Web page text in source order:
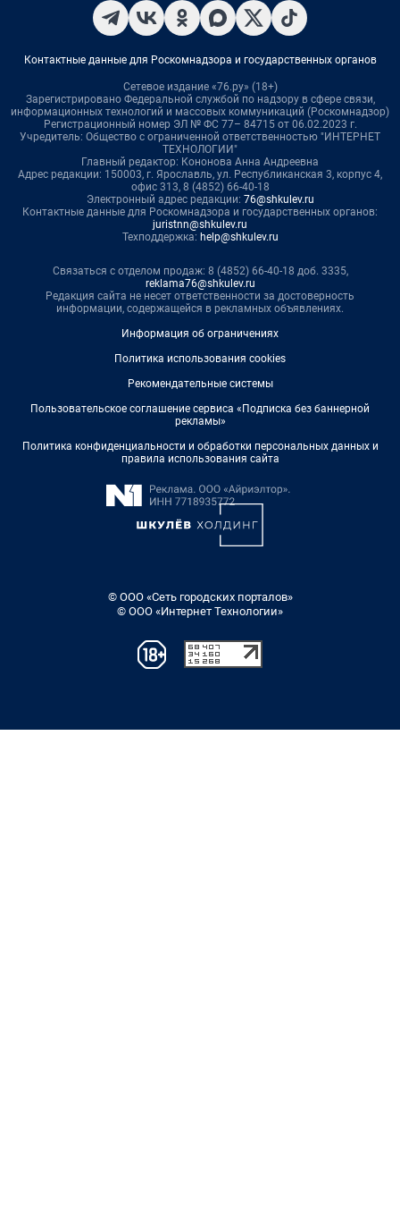
Контактные данные для Роскомнадзора и государственных органов
Сетевое издание «76.ру» (18+)
Зарегистрировано Федеральной службой по надзору в сфере связи,
информационных технологий и массовых коммуникаций (Роскомнадзор)
Регистрационный номер ЭЛ № ФС 77– 84715 от 06.02.2023 г.
Учредитель: Общество с ограниченной ответственностью "ИНТЕРНЕТ
ТЕХНОЛОГИИ"
Главный редактор: Кононова Анна Андреевна
Адрес редакции: 150003, г. Ярославль, ул. Республиканская 3, корпус 4,
офис 313, 8 (4852) 66-40-18
Электронный адрес редакции: 76@shkulev.ru
Контактные данные для Роскомнадзора и государственных органов:
juristnn@shkulev.ru
Техподдержка: help@shkulev.ru
Связаться с отделом продаж: 8 (4852) 66-40-18 доб. 3335,
reklama76@shkulev.ru
Редакция сайта не несет ответственности за достоверность
информации, содержащейся в рекламных объявлениях.
Информация об ограничениях
Политика использования cookies
Рекомендательные системы
Пользовательское соглашение сервиса «Подписка без баннерной
рекламы»
Политика конфиденциальности и обработки персональных данных и
правила использования сайта
© ООО «Сеть городских порталов»
© ООО «Интернет Технологии»